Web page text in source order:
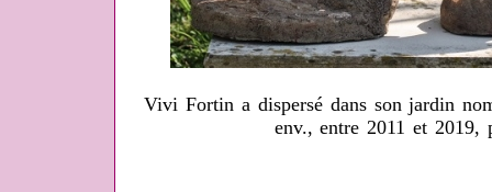
Vivi Fortin a dispersé dans son jardin
env., entre 2011 et